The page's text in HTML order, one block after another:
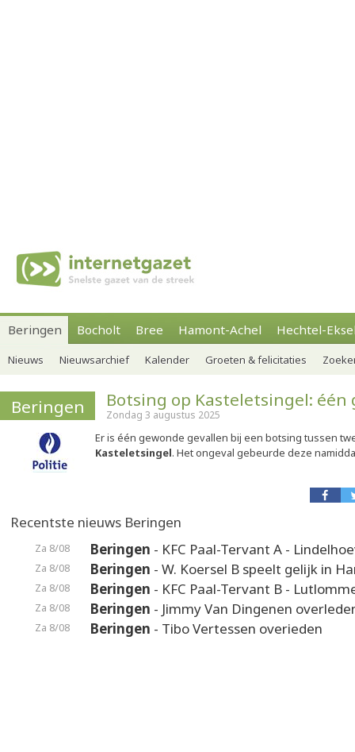
Beringen Bocholt Bree Hamont-Achel Hechtel-
Nieuws Nieuwsarchief Kalender Groeten & felicitaties
Beringen Botsing op Kasteletsingel: één
Zondag 3 augustus 2025
Er is één gewonde gevallen bij een botsing tussen
Kasteletsingel. Het ongeval gebeurde deze
Recentste nieuws Beringen
Za 8/08 Beringen - KFC Paal-Tervant A -
Za 8/08 Beringen - W. Koersel B speelt gelijk in
Za 8/08 Beringen - KFC Paal-Tervant B -
Za 8/08 Beringen - Jimmy Van Dingenen
Za 8/08 Beringen - Tibo Vertessen overieden